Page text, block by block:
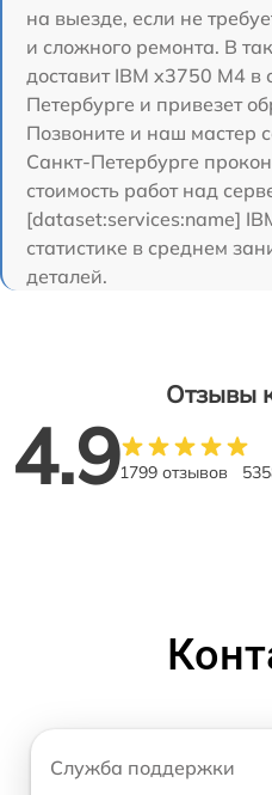
на выезде, если не
и сложного ремонта. В
доставит IBM x3750 M4 в
Петербурге и привезет
Позвоните и наш мастер
Санкт-Петербурге
стоимость работ над
[dataset:services:name]
статистике в среднем
деталей.
Отзывы
4.91799 отзывов
Служба поддержки